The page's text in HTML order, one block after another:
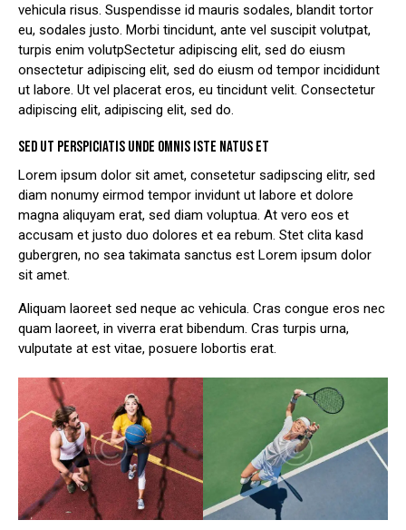
vehicula risus. Suspendisse id mauris sodales, blandit tortor
eu, sodales justo. Morbi tincidunt, ante vel suscipit volutpat,
turpis enim volutpSectetur adipiscing elit, sed do eiusm
onsectetur adipiscing elit, sed do eiusm od tempor incididunt
ut labore. Ut vel placerat eros, eu tincidunt velit. Consectetur
adipiscing elit, adipiscing elit, sed do.
SED UT PERSPICIATIS UNDE OMNIS ISTE NATUS ET
Lorem ipsum dolor sit amet, consetetur sadipscing elitr, sed
diam nonumy eirmod tempor invidunt ut labore et dolore
magna aliquyam erat, sed diam voluptua. At vero eos et
accusam et justo duo dolores et ea rebum. Stet clita kasd
gubergren, no sea takimata sanctus est Lorem ipsum dolor
sit amet.
Aliquam laoreet sed neque ac vehicula. Cras congue eros nec
quam laoreet, in viverra erat bibendum. Cras turpis urna,
vulputate at est vitae, posuere lobortis erat.